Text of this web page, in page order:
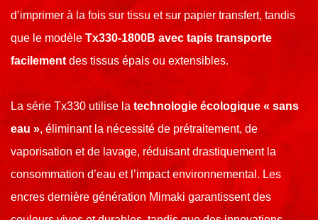
d’imprimer à la fois sur tissu et sur papier transfert, tandis
que le modèle Tx330-1800B avec tapis transporte
facilementdes tissus épais ou extensibles.
La série Tx330 utilise la technologie écologique « sans
eau », éliminant la nécessité de prétraitement, de
vaporisation et de lavage, réduisant drastiquement la
consommation d’eau et l’impact environnemental. Les
encres dernière génération Mimaki garantissent des